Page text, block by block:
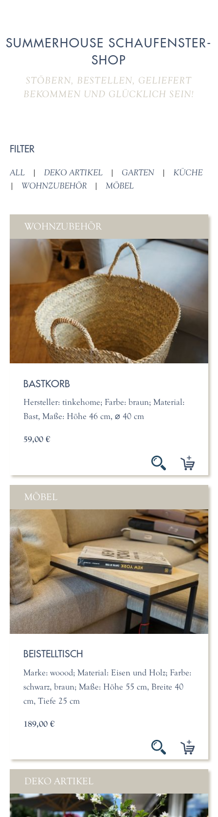
SUMMERHOUSE SCHAUFENSTER-
SHOP
STÖBERN, BESTELLEN, GELIEFERT
BEKOMMEN UND GLÜCKLICH SEIN!
FILTER
ALL | DEKO ARTIKEL | GARTEN |
KÜCHE
|
WOHNZUBEHÖR | MÖBEL
WOHNZUBEHÖR
BASTKORB
Hersteller: tinkehome; Farbe: braun; Material:
Bast, Maße: Höhe 46 cm, ⌀ 40 cm
59,00 €
MÖBEL
BEISTELLTISCH
Marke: woood; Material: Eisen und Holz; Farbe:
schwarz, braun; Maße: Höhe 55 cm, Breite 40
cm, Tiefe 25 cm
189,00 €
DEKO ARTIKEL